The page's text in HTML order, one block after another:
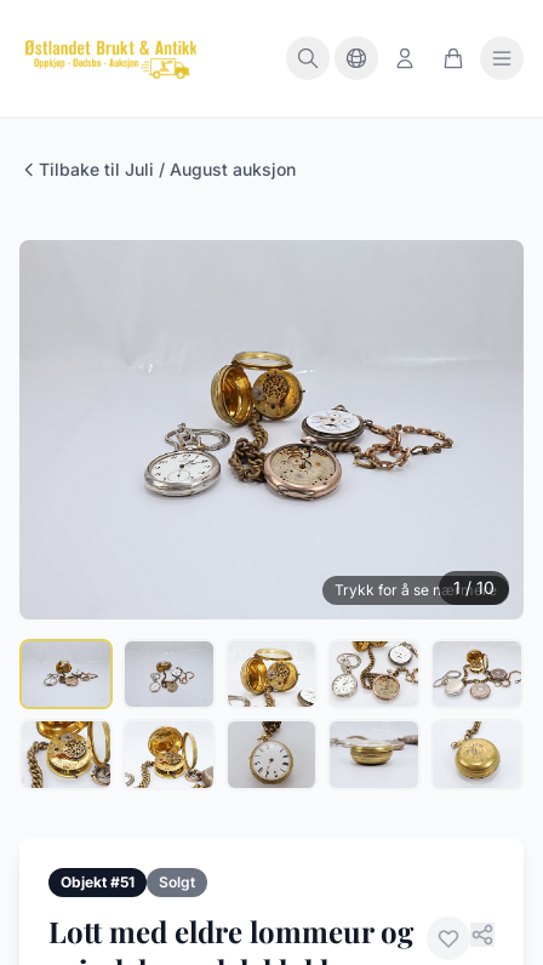
Tilbake til Juli / August auksjon
Trykk for å se nærmere
1 / 10
Objekt #51 Solgt
Lott med eldre lommeur og